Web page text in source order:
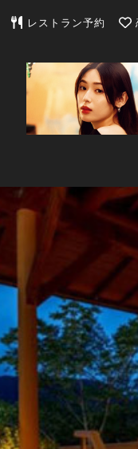
東京カレンダー | 最新
レストラン予約